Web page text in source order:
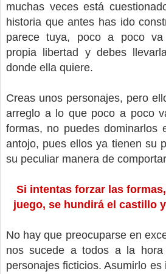
muchas veces está
historia que antes has ido
parece tuya, poco a poco
propia libertad y debes
donde ella quiere.
Creas unos personajes, pero
arreglo a lo que poco a poco
formas, no puedes dominarlos
antojo, pues ellos ya tienen su
su peculiar manera de
Si intentas forzar las
juego, se hundirá el castillo
No hay que preocuparse en
nos sucede a todos a la
personajes ficticios. Asumirlo